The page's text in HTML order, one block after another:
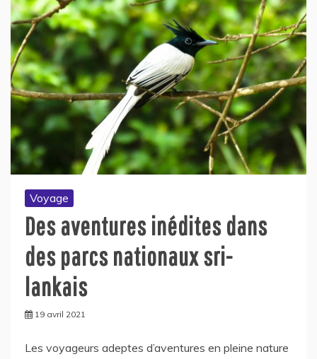
Voyage
Des aventures inédites dans
des parcs nationaux sri-
lankais
19 avril 2021
Les voyageurs adeptes d’aventures en pleine nature